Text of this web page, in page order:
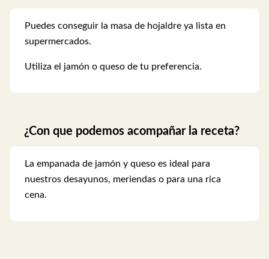
Puedes conseguir la masa de hojaldre ya lista en
supermercados.
Utiliza el jamón o queso de tu preferencia.
¿Con que podemos acompañar la receta?
La empanada de jamón y queso es ideal para
nuestros desayunos, meriendas o para una rica
cena.